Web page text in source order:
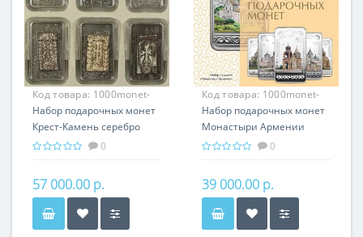
Код товара: 1000monet-
003
Набор подарочных монет
Крест-Камень серебро
150.00 гр - провославный
Хачкары
0
57 000.00 р.
Код товара: 1000monet-
002
Набор подарочных монет
Монастыри Армении
серебро 150.00 гр -
Армении
0
39 000.00 р.